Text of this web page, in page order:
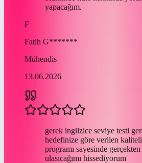
yapacağım.
F
Fatih G*******
Mühendis
13.06.2026
gerek ingilzice seviye testi
hedefinize göre verilen kaliteli
programı sayesinde gerçekten
ulasıcağımı hissediyorum